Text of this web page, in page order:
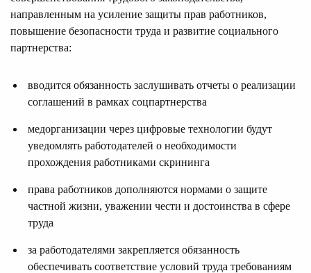
направленным на усиление защиты прав работников,
повышение безопасности труда и развитие социального
партнерства:
вводится обязанность заслушивать отчеты о реализации
соглашений в рамках соцпартнерства
медорганизации через цифровые технологии будут
уведомлять работодателей о необходимости
прохождения работниками скрининга
права работников дополняются нормами о защите
частной жизни, уважении чести и достоинства в сфере
труда
за работодателями закрепляется обязанность
обеспечивать соответствие условий труда требованиям